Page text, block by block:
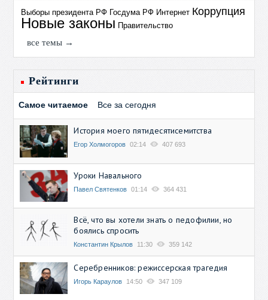
Выборы президента РФ Госдума РФ Интернет Коррупция
Новые законы Правительство
все темы →
Рейтинги
Самое читаемое Все за сегодня
История моего пятидесятисемитства
Егор Холмогоров 02:14 407 693
Уроки Навального
Павел Святенков 01:14 364 431
Всё, что вы хотели знать о педофилии, но
боялись спросить
Константин Крылов 11:30 359 142
Серебренников: режиссерская трагедия
Игорь Караулов 14:50 347 109